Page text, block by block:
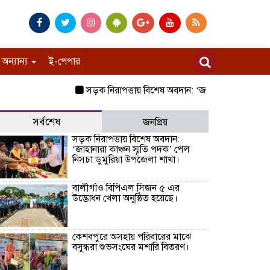
অন্যান্য ই-পেপার
সড়ক নিরাপত্তায় বিশেষ অবদান: ‘জাহানারা কাঞ্চন স্মৃতি
সর্বশেষ
জনপ্রিয়
সড়ক নিরাপত্তায় বিশেষ অবদান:
‘জাহানারা কাঞ্চন স্মৃতি পদক’ পেল
নিসচা ডুমুরিয়া উপজেলা শাখা।
বালীগাঁও বিপিএল সিজন ৫ এর
উদ্ভোধন খেলা অনুষ্ঠিত হয়েছে।
কেশবপুরে অসহায় পরিবারের মাঝে
বসুন্ধরা শুভসংঘের মশারি বিতরণ।